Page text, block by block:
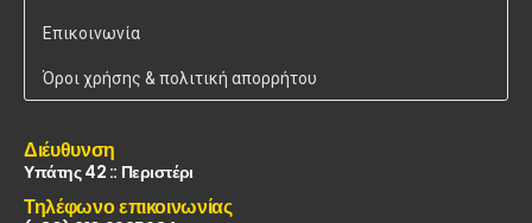
Επικοινωνία
Όροι χρήσης & πολιτική απορρήτου
Διέυθυνση
Υπάτης 42 :: Περιστέρι
Τηλέφωνο επικοινωνίας